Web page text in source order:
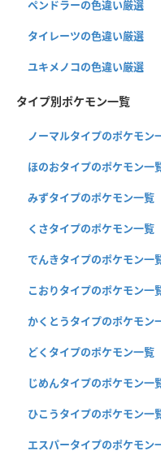
ペンドラーの色違い厳選
タイレーツの色違い厳選
ユキメノコの色違い厳選
タイプ別ポケモン一覧
ノーマルタイプのポケモン
ほのおタイプのポケモン一
みずタイプのポケモン一覧
くさタイプのポケモン一覧
でんきタイプのポケモン一
こおりタイプのポケモン一
かくとうタイプのポケモン
どくタイプのポケモン一覧
じめんタイプのポケモン一
ひこうタイプのポケモン一
エスパータイプのポケモン